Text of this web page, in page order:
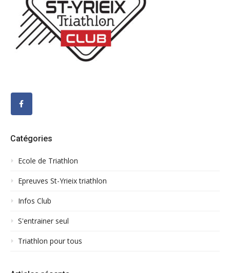
Catégories
Ecole de Triathlon
Epreuves St-Yrieix triathlon
Infos Club
S'entrainer seul
Triathlon pour tous